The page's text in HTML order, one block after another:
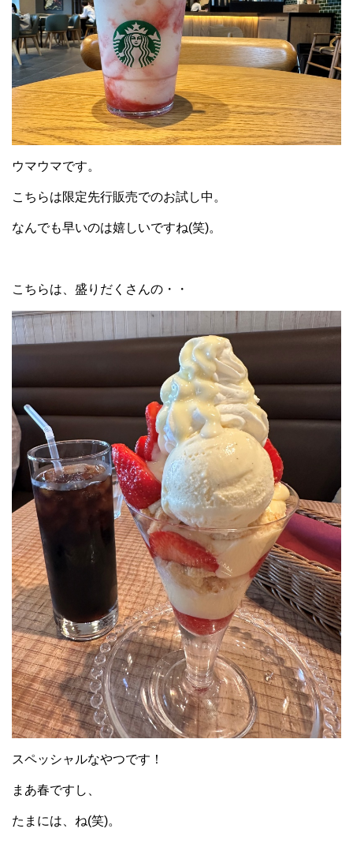
ウマウマです。
こちらは限定先行販売でのお試し中。
なんでも早いのは嬉しいですね(笑)。
こちらは、盛りだくさんの・・
スペッシャルなやつです！
まあ春ですし、
たまには、ね(笑)。